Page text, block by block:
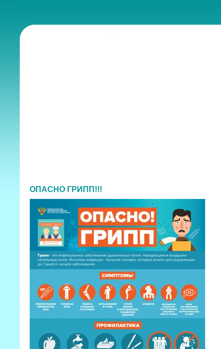
ОПАСНО ГРИПП!!!